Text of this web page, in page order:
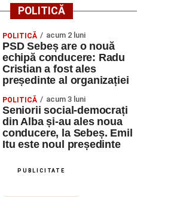
POLITICĂ
POLITICĂ acum 2 luni
PSD Sebeș are o nouă
echipă conducere: Radu
Cristian a fost ales
președinte al organizației
POLITICĂ acum 3 luni
Seniorii social-democrați
din Alba și-au ales noua
conducere, la Sebeș. Emil
Itu este noul președinte
PUBLICITATE